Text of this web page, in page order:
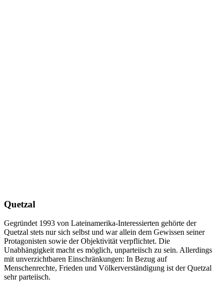
Quetzal
Gegründet 1993 von Lateinamerika-Interessierten gehörte der
Quetzal stets nur sich selbst und war allein dem Gewissen seiner
Protagonisten sowie der Objektivität verpflichtet. Die
Unabhängigkeit macht es möglich, unparteiisch zu sein. Allerdings
mit unverzichtbaren Einschränkungen: In Bezug auf
Menschenrechte, Frieden und Völkerverständigung ist der Quetzal
sehr parteiisch.